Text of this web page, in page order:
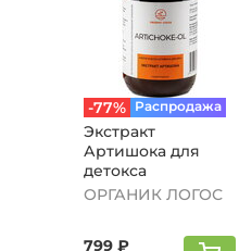
-77% Распродажа
Экстракт
Артишока для
детокса
ОРГАНИК ЛОГОС
799 ₽